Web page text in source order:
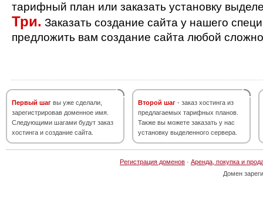
тарифный план или заказать установку
Три. Заказать создание сайта у нашего
предложить вам создание сайта любой
Первый шаг вы уже сделали,
зарегистрировав доменное имя.
Следующими шагами будут заказ
хостинга и создание сайта.
Второй шаг - заказ хостинга из
предлагаемых тарифных планов.
Также вы можете заказать у нас
установку выделенного сервера.
Регистрация доменов · Аренда, покупка и
Домен